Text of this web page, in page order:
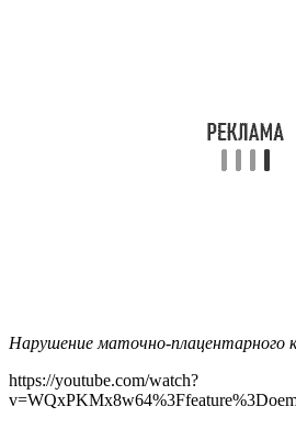
Нарушение маточно-плацентарного
https://youtube.com/watch?